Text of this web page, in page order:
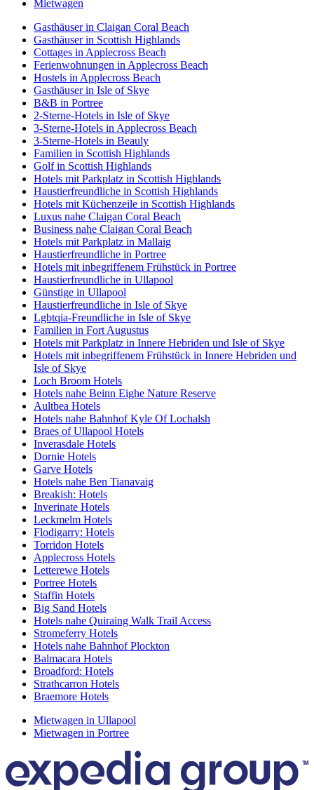
Mietwagen
Gasthäuser in Claigan Coral Beach
Gasthäuser in Scottish Highlands
Cottages in Applecross Beach
Ferienwohnungen in Applecross Beach
Hostels in Applecross Beach
Gasthäuser in Isle of Skye
B&B in Portree
2-Sterne-Hotels in Isle of Skye
3-Sterne-Hotels in Applecross Beach
3-Sterne-Hotels in Beauly
Familien in Scottish Highlands
Golf in Scottish Highlands
Hotels mit Parkplatz in Scottish Highlands
Haustierfreundliche in Scottish Highlands
Hotels mit Küchenzeile in Scottish Highlands
Luxus nahe Claigan Coral Beach
Business nahe Claigan Coral Beach
Hotels mit Parkplatz in Mallaig
Haustierfreundliche in Portree
Hotels mit inbegriffenem Frühstück in Portree
Haustierfreundliche in Ullapool
Günstige in Ullapool
Haustierfreundliche in Isle of Skye
Lgbtqia-Freundliche in Isle of Skye
Familien in Fort Augustus
Hotels mit Parkplatz in Innere Hebriden und Isle of Skye
Hotels mit inbegriffenem Frühstück in Innere Hebriden und
Isle of Skye
Loch Broom Hotels
Hotels nahe Beinn Eighe Nature Reserve
Aultbea Hotels
Hotels nahe Bahnhof Kyle Of Lochalsh
Braes of Ullapool Hotels
Inverasdale Hotels
Dornie Hotels
Garve Hotels
Hotels nahe Ben Tianavaig
Breakish: Hotels
Inverinate Hotels
Leckmelm Hotels
Flodigarry: Hotels
Torridon Hotels
Applecross Hotels
Letterewe Hotels
Portree Hotels
Staffin Hotels
Big Sand Hotels
Hotels nahe Quiraing Walk Trail Access
Stromeferry Hotels
Hotels nahe Bahnhof Plockton
Balmacara Hotels
Broadford: Hotels
Strathcarron Hotels
Braemore Hotels
Mietwagen in Ullapool
Mietwagen in Portree